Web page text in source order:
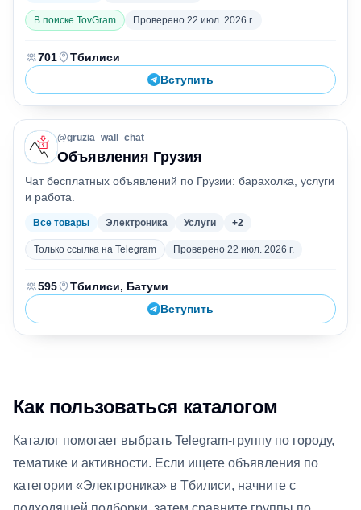
В поиске TovGram Проверено 22 июл. 2026 г.
Участники:
701 Город:
Тбилиси
Вступить
О
@gruzia_wall_chat
Объявления Грузия
Чат бесплатных объявлений по Грузии: барахолка, услуги
и работа.
Все товары Электроника Услуги +2
Только ссылка на Telegram Проверено 22 июл. 2026 г.
Участники:
595 Город:
Тбилиси, Батуми
Вступить
Как пользоваться каталогом
Каталог помогает выбрать Telegram-группу по городу,
тематике и активности. Если ищете объявления по
категории «Электроника» в Тбилиси, начните с